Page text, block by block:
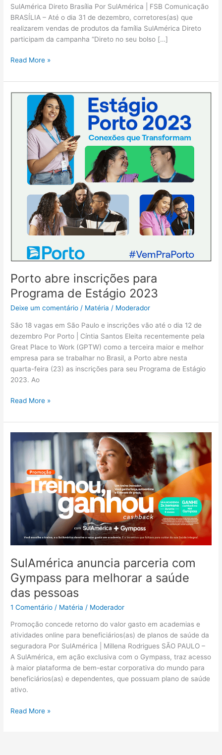
SulAmérica Direto Brasília Por SulAmérica | FSB Comunicação
BRASÍLIA – Até o dia 31 de dezembro, corretores(as) que
realizarem vendas de produtos da família SulAmérica Direto
participam da campanha “Direto no seu bolso […]
Read More »
Porto abre inscrições para
Programa de Estágio 2023
Deixe um comentário / Matéria / Moderador
São 18 vagas em São Paulo e inscrições vão até o dia 12 de
dezembro Por Porto | Cíntia Santos Eleita recentemente pela
Great Place to Work (GPTW) como a terceira maior e melhor
empresa para se trabalhar no Brasil, a Porto abre nesta
quarta-feira (23) as inscrições para seu Programa de Estágio
2023. Ao
Porto
inscrições
Programa
Estágio
Read More »
SulAmérica anuncia parceria com
Gympass para melhorar a saúde
das pessoas
1 Comentário / Matéria / Moderador
Promoção concede retorno do valor gasto em academias e
atividades online para beneficiários(as) de planos de saúde da
seguradora Por SulAmérica | Millena Rodrigues SÃO PAULO –
A SulAmérica, em ação exclusiva com o Gympass, traz acesso
à maior plataforma de bem-estar corporativa do mundo para
beneficiários(as) e dependentes, que possuam plano de saúde
ativo.
SulAmérica
anuncia
com
Gympass
para
melhorar
a
saúde
das
pessoas
Read More »